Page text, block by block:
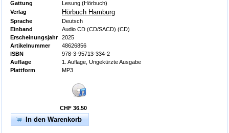
Gattung
Lesung (Hörbuch)
Verlag
Hörbuch Hamburg
Sprache
Deutsch
Einband
Audio CD (CD/SACD) (CD)
Erscheinungsjahr
2025
Artikelnummer
48626856
ISBN
978-3-95713-334-2
Auflage
1. Auflage, Ungekürzte Ausgabe
Plattform
MP3
CHF 36.50
In den Warenkorb